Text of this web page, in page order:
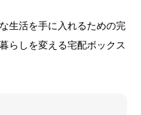
生活を手に入れるための完
らしを変える宅配ボックス